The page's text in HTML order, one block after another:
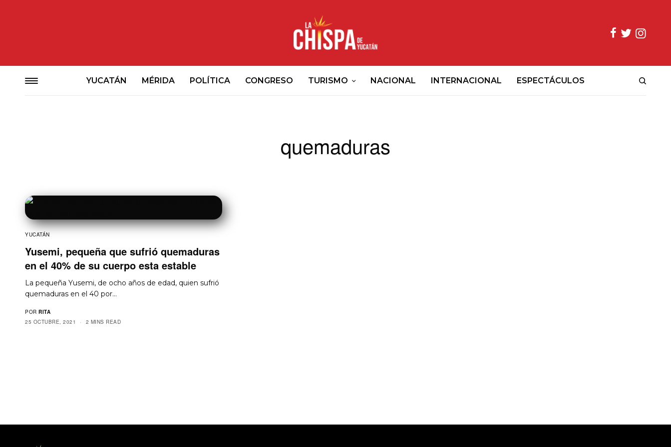
YUCATÁN MÉRIDA POLÍTICA CONGRESO TURISMO NACIONAL INTERNACIONAL ESPECTÁCULOS
quemaduras
YUCATÁN
Yusemi, pequeña que sufrió quemaduras
en el 40% de su cuerpo esta estable
La pequeña Yusemi, de ocho años de edad, quien sufrió
quemaduras en el 40 por…
POR RITA
25 OCTUBRE, 2021
2 MINS READ